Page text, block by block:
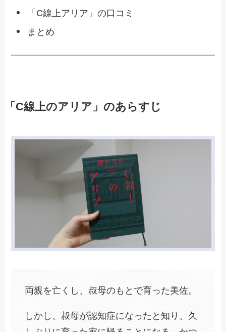
「C線上アリア」の口コミ
まとめ
「C線上のアリア」のあらすじ
両親を亡くし、叔母のもとで育った美佐。
しかし、叔母が認知症になったと知り、久